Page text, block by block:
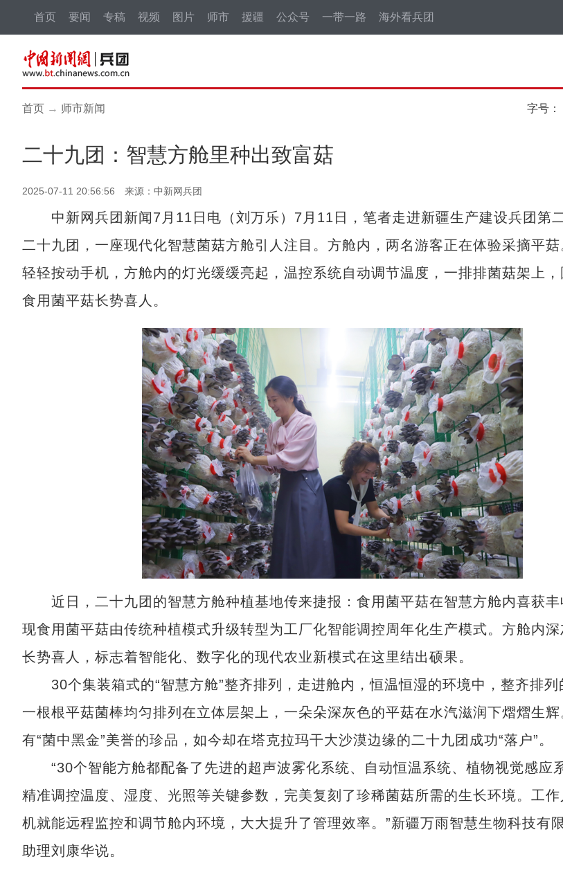
首页 要闻 专稿 视频 图片 师市 援疆 公众号 一带一路 海外看兵团
首页 → 师市新闻 字号：
二十九团：智慧方舱里种出致富菇
2025-07-11 20:56:56 来源：中新网兵团
中新网兵团新闻7月11日电（刘万乐）7月11日，笔者走进新疆生产建设兵团第
二十九团，一座现代化智慧菌菇方舱引人注目。方舱内，两名游客正在体验采摘平菇
轻轻按动手机，方舱内的灯光缓缓亮起，温控系统自动调节温度，一排排菌菇架上
食用菌平菇长势喜人。
近日，二十九团的智慧方舱种植基地传来捷报：食用菌平菇在智慧方舱内喜获丰
现食用菌平菇由传统种植模式升级转型为工厂化智能调控周年化生产模式。方舱内
长势喜人，标志着智能化、数字化的现代农业新模式在这里结出硕果。
30个集装箱式的“智慧方舱”整齐排列，走进舱内，恒温恒湿的环境中，整齐排列
一根根平菇菌棒均匀排列在立体层架上，一朵朵深灰色的平菇在水汽滋润下熠熠生
有“菌中黑金”美誉的珍品，如今却在塔克拉玛干大沙漠边缘的二十九团成功“落户”。
“30个智能方舱都配备了先进的超声波雾化系统、自动恒温系统、植物视觉感应
精准调控温度、湿度、光照等关键参数，完美复刻了珍稀菌菇所需的生长环境。工
机就能远程监控和调节舱内环境，大大提升了管理效率。”新疆万雨智慧生物科技有
助理刘康华说。